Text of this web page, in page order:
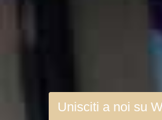
Unisciti a noi su